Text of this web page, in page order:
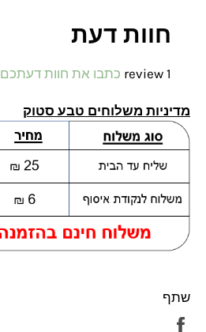
חוות דעת
1 review כתבו את חוות דעתכם
מדיניות משלוחים טבע סטוק
שתף